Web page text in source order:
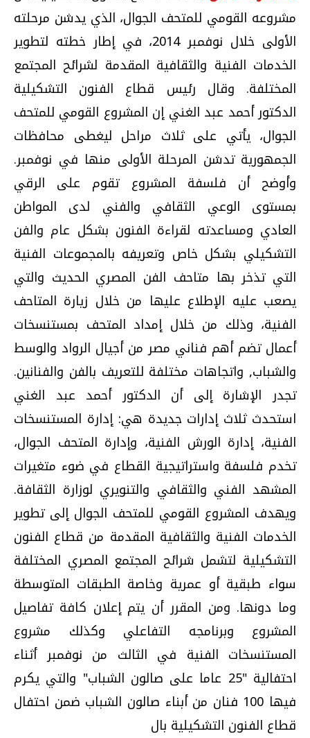
مشروعه القومي للمتحف الجوال، الذي يدشن مرحلته
الأولى خلال نوفمبر 2014، في إطار خطته لتطوير
الخدمات الفنية والثقافية المقدمة لشرائح المجتمع
المختلفة. وقال رئيس قطاع الفنون التشكيلية
الدكتور أحمد عبد الغني إن المشروع القومي للمتحف
الجوال، يأتي على ثلاث مراحل ليغطى محافظات
الجمهورية تدشن المرحلة الأولى منها في نوفمبر.
وأوضح أن فلسفة المشروع تقوم على الرقي
بمستوى الوعي الثقافي والفني لدى المواطن
العادي ومساعدته لقراءة الفنون بشكل عام والفن
التشكيلي بشكل خاص وتعريفه بالمجموعات الفنية
التي تذخر بها متاحف الفن المصري الحديث والتي
يصعب عليه الإطلاع عليها من خلال زيارة المتاحف
الفنية، وذلك من خلال إمداد المتحف بمستنسخات
أعمال تضم أهم فناني مصر من أجيال الرواد والوسط
والشباب, واتجاهات مختلفة للتعريف بالفن والفنانين.
تجدر الإشارة إلى أن الدكتور أحمد عبد الغني
استحدث ثلاث إدارات جديدة هي: إدارة المستنسخات
الفنية، إدارة الورش الفنية، وإدارة المتحف الجوال،
تخدم فلسفة واستراتيجية القطاع في ضوء متغيرات
المشهد الفني والثقافي والتنويري لوزارة الثقافة.
ويهدف المشروع القومي للمتحف الجوال إلى تطوير
الخدمات الفنية والثقافية المقدمة من قطاع الفنون
التشكيلية لتشمل شرائح المجتمع المصري المختلفة
سواء طبقية أو عمرية وخاصة الطبقات المتوسطة
وما دونها. ومن المقرر أن يتم إعلان كافة تفاصيل
المشروع وبرنامجه التفاعلي وكذلك مشروع
المستنسخات الفنية في الثالث من نوفمبر أثناء
احتفالية "25 عاما على صالون الشباب" والتي يكرم
فيها 100 فنان من أبناء صالون الشباب ضمن احتفال
قطاع الفنون التشكيلية بال